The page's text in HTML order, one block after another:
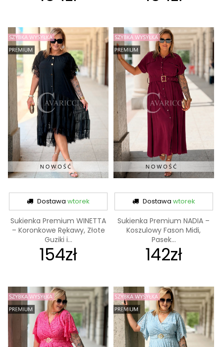
Dostawawtorek
Sukienka Premium WINETTA
– Koronkowe Rękawy, Złote
Guziki i...
154zł
Dostawa wtorek
Sukienka Premium NADIA –
Koszulowy Fason Midi,
Pasek...
142zł